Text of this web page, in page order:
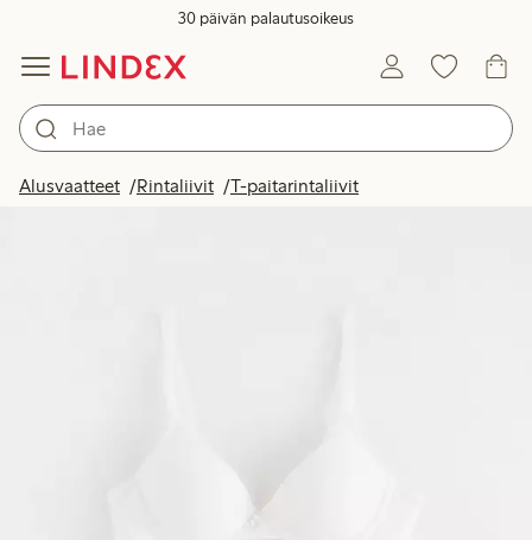
30 päivän palautusoikeus
Alusvaatteet Rintaliivit T-paitarintaliivit